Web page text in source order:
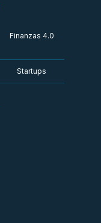
Finanzas 4.0
Startups